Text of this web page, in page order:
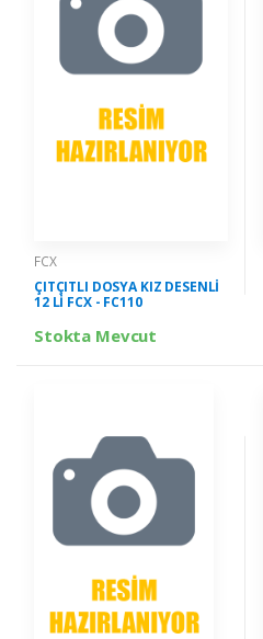
FCX
ÇITÇITLI DOSYA KIZ DESENLİ
12 Lİ FCX - FC110
Stokta Mevcut